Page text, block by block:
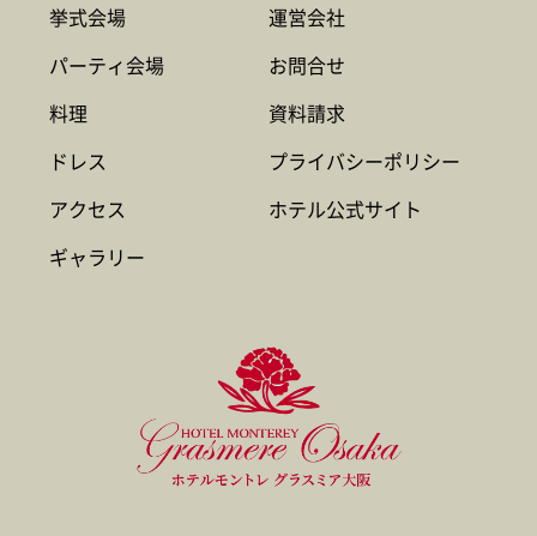
挙式会場
パーティ会場
料理
ドレス
アクセス
ギャラリー
運営会社
お問合せ
資料請求
プライバシーポリシー
ホテル公式サイト